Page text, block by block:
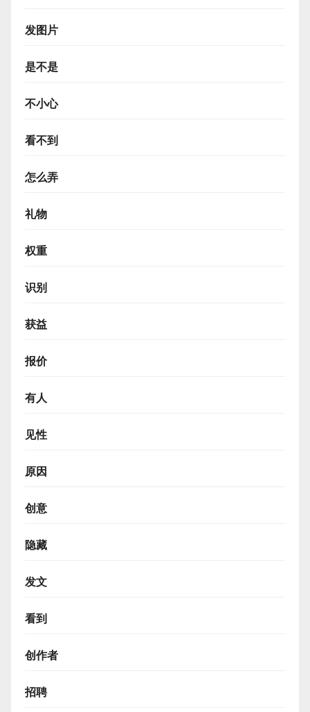
发图片
是不是
不小心
看不到
怎么弄
礼物
权重
识别
获益
报价
有人
见性
原因
创意
隐藏
发文
看到
创作者
招聘